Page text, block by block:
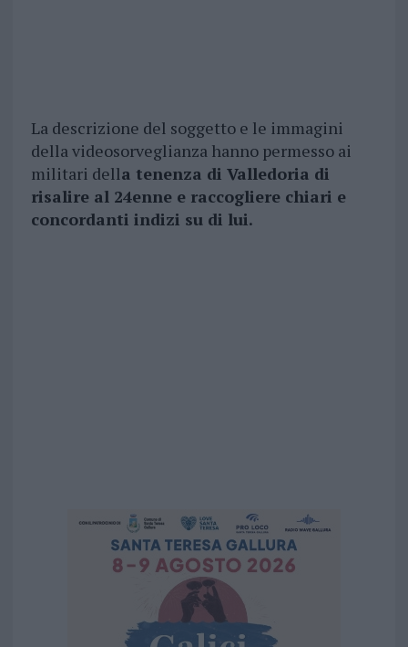
La descrizione del soggetto e le immagini
della videosorveglianza hanno permesso ai
militari della tenenza di Valledoria di
risalire al 24enne e raccogliere chiari e
concordanti indizi su di lui.